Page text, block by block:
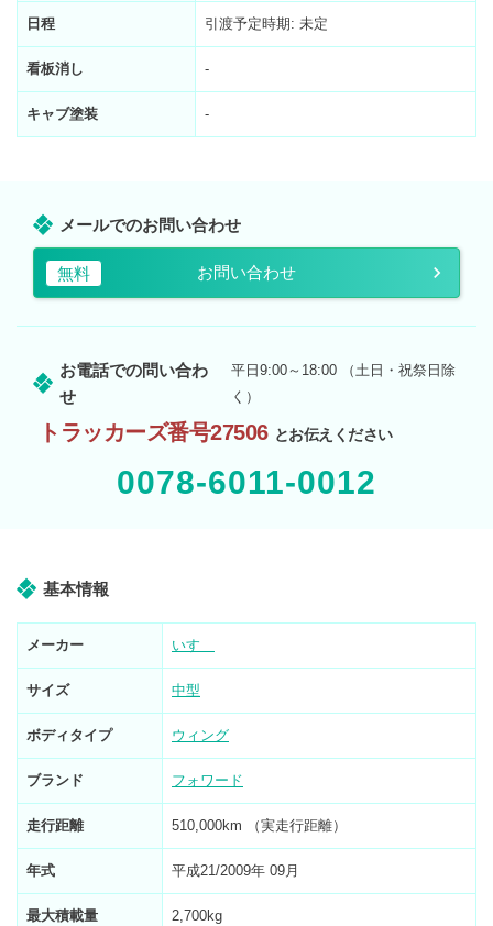
日程 引渡予定時期: 未定
看板消し -
キャブ塗装 -
メールでのお問い合わせ
無料 お問い合わせ
お電話での問い合わ
せ
平日9:00～18:00 （土日・祝祭日除
く）
トラッカーズ番号27506 とお伝えください
0078-6011-0012
基本情報
メーカー いすゞ
サイズ 中型
ボディタイプ ウィング
ブランド フォワード
走行距離 510,000km （実走行距離）
年式 平成21/2009年 09月
最大積載量 2,700kg